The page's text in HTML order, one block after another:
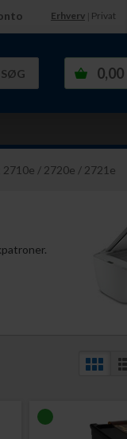
Erhverv Privat
0,00
2710e / 2720e / 2721e